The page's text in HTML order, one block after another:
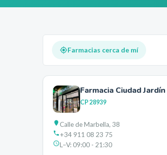
Farmacias cerca de mí
Farmacia Ciudad Jardín
CP28939
Calle de Marbella, 38
+34 911 08 23 75
L–V:09:00 - 21:30